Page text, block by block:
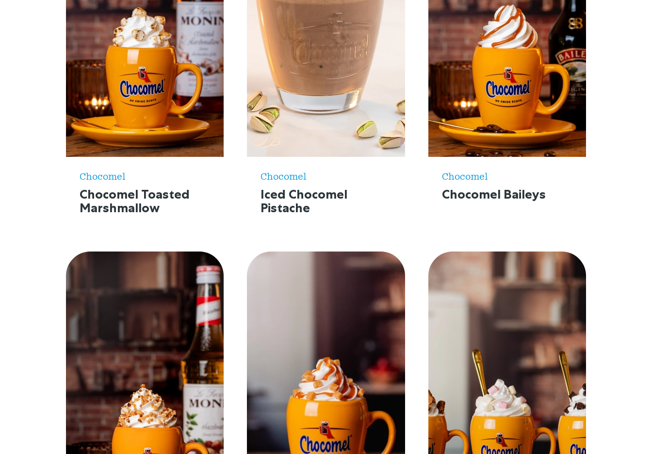
Chocomel
Chocomel Toasted
Marshmallow
Chocomel
Iced Chocomel
Pistache
Chocomel
Chocomel Baileys